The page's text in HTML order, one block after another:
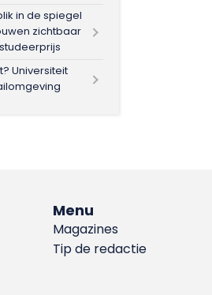
in de spiegel
zichtbaar
Universiteit
Menu
Magazines
Tip de redactie